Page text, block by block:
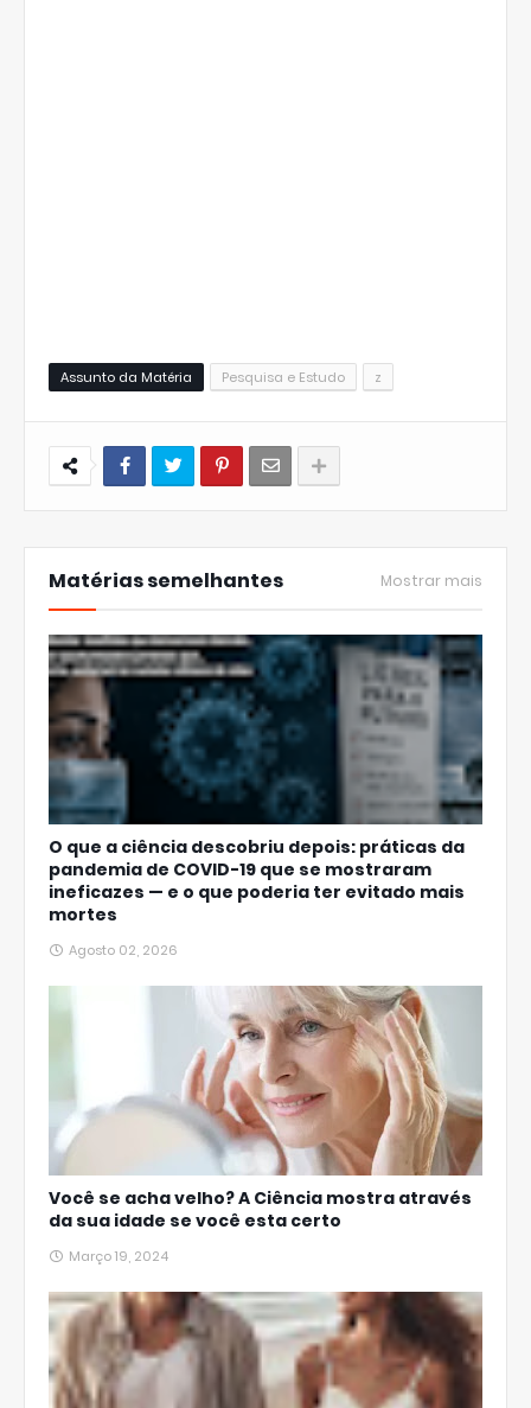
Assunto da Matéria Pesquisa e Estudo z
Matérias semelhantes Mostrar mais
O que a ciência descobriu depois: práticas da
pandemia de COVID-19 que se mostraram
ineficazes — e o que poderia ter evitado mais
mortes
Agosto 02, 2026
Você se acha velho? A Ciência mostra através
da sua idade se você esta certo
Março 19, 2024